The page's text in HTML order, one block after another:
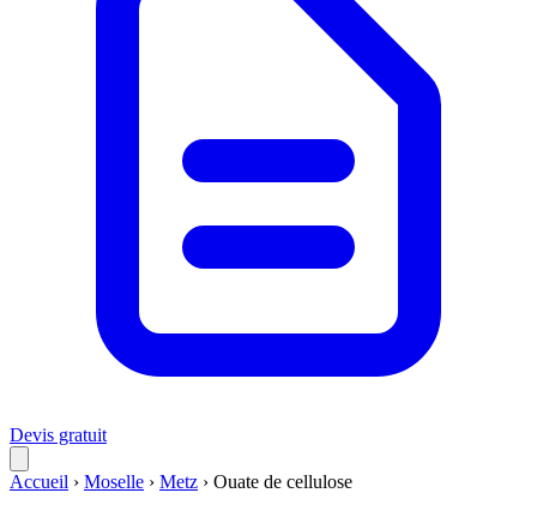
Devis gratuit
Accueil › Moselle › Metz › Ouate de cellulose